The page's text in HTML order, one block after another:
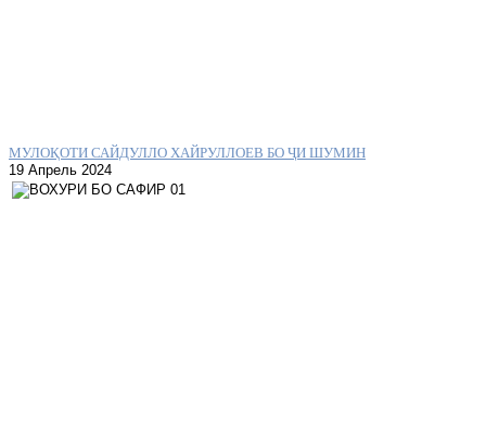
МУЛОҚОТИ САЙДУЛЛО ХАЙРУЛЛОЕВ БО ҶИ ШУМИН
19 Апрель 2024